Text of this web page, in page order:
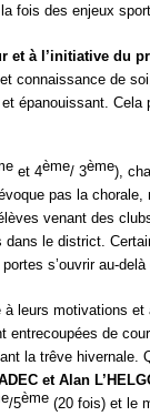
fois des enjeux
et à l’initiative du
connaissance de
épanouissant. Cela
et 4ème/ 3ème),
pas la
venant des
le district.
s’ouvrir au-delà
leurs motivations
entrecoupées de
la trêve hivernale.
et Alan
/5ème (20 fois) et le